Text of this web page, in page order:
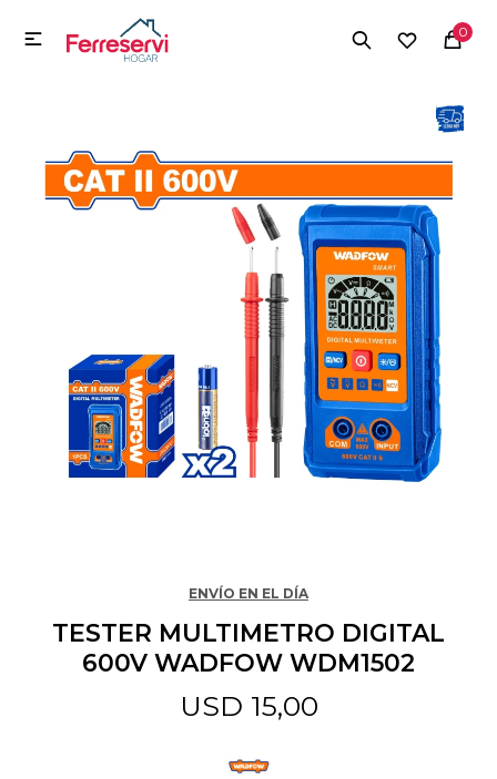
0

ENVÍO EN EL DÍA
TESTER MULTIMETRO DIGITAL
600V WADFOW WDM1502
USD 15,00
MI CUENTA
Herramientas y Construcción
Deportes
Mascotas